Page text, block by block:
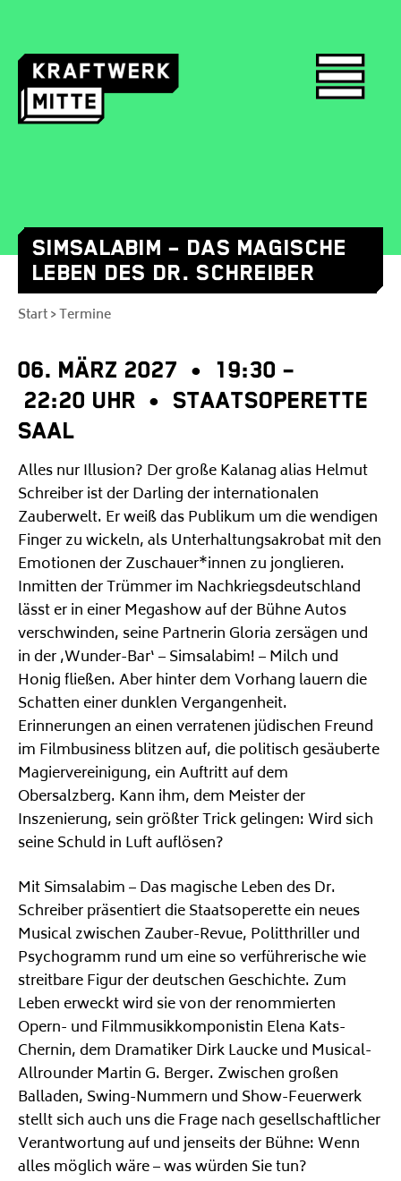
content
SIMSALABIM – DAS MAGISCHE
LEBEN DES DR. SCHREIBER
Start>Termine
06. MÄRZ 2027 • 19:30 –
22:20 UHR • STAATSOPERETTE
SAAL
Alles nur Illusion? Der große Kalanag alias Helmut
Schreiber ist der Darling der internationalen
Zauberwelt. Er weiß das Publikum um die wendigen
Finger zu wickeln, als Unterhaltungsakrobat mit den
Emotionen der Zuschauer*innen zu jonglieren.
Inmitten der Trümmer im Nachkriegsdeutschland
lässt er in einer Megashow auf der Bühne Autos
verschwinden, seine Partnerin Gloria zersägen und
in der ‚Wunder-Bar‘ – Simsalabim! – Milch und
Honig fließen. Aber hinter dem Vorhang lauern die
Schatten einer dunklen Vergangenheit.
Erinnerungen an einen verratenen jüdischen Freund
im Filmbusiness blitzen auf, die politisch gesäuberte
Magiervereinigung, ein Auftritt auf dem
Obersalzberg. Kann ihm, dem Meister der
Inszenierung, sein größter Trick gelingen: Wird sich
seine Schuld in Luft auflösen?
Mit Simsalabim – Das magische Leben des Dr.
Schreiber präsentiert die Staatsoperette ein neues
Musical zwischen Zauber-Revue, Politthriller und
Psychogramm rund um eine so verführerische wie
streitbare Figur der deutschen Geschichte. Zum
Leben erweckt wird sie von der renommierten
Opern- und Filmmusikkomponistin Elena Kats-
Chernin, dem Dramatiker Dirk Laucke und Musical-
Allrounder Martin G. Berger. Zwischen großen
Balladen, Swing-Nummern und Show-Feuerwerk
stellt sich auch uns die Frage nach gesellschaftlicher
Verantwortung auf und jenseits der Bühne: Wenn
alles möglich wäre – was würden Sie tun?